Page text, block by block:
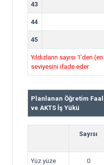
43
44
45
Yıldızların sayısı 1’den
seviyesini ifade eder
Planlanan Öğretim
ve AKTS İş Yükü
Sayısı
Yüz yüze
0